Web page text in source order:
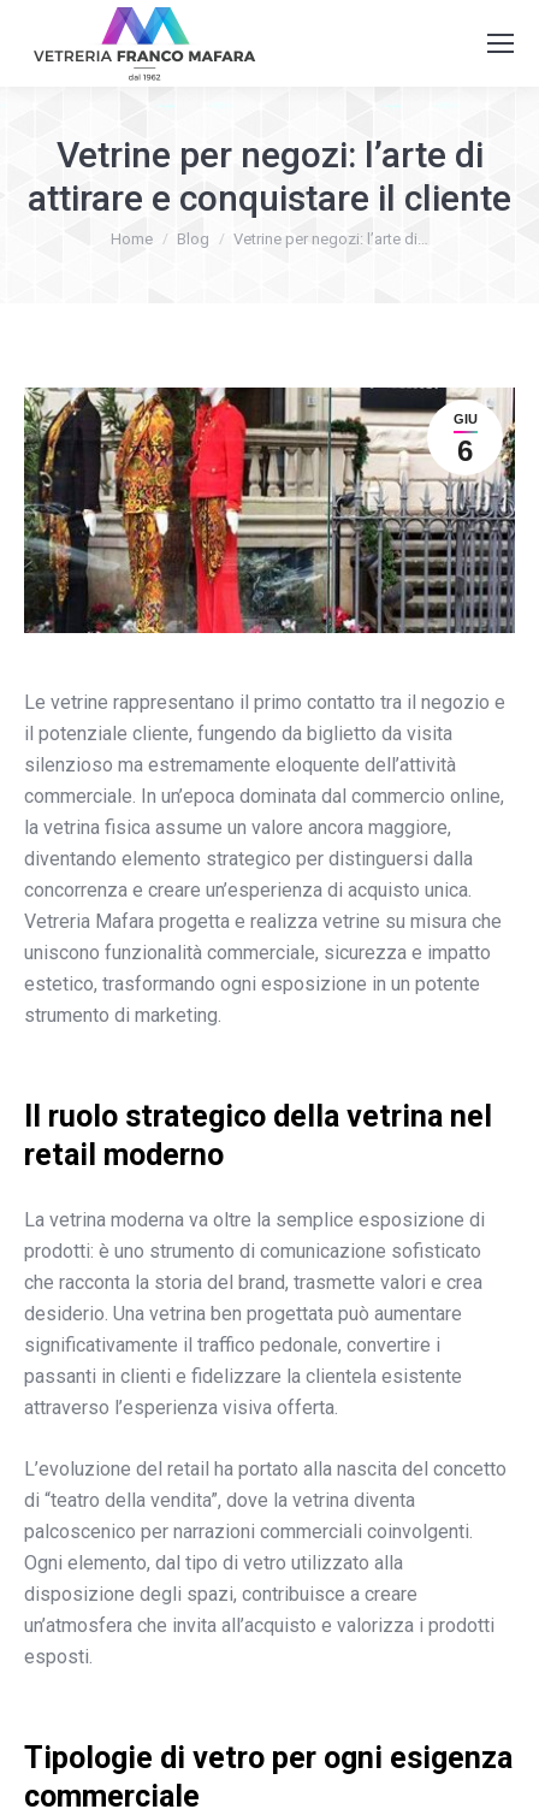
Vetrine per negozi: l’arte di
attirare e conquistare il cliente
You are here:
Home Blog Vetrine per negozi: l’arte di…
GIU
6
Le vetrine rappresentano il primo contatto tra il negozio e
il potenziale cliente, fungendo da biglietto da visita
silenzioso ma estremamente eloquente dell’attività
commerciale. In un’epoca dominata dal commercio online,
la vetrina fisica assume un valore ancora maggiore,
diventando elemento strategico per distinguersi dalla
concorrenza e creare un’esperienza di acquisto unica.
Vetreria Mafara progetta e realizza vetrine su misura che
uniscono funzionalità commerciale, sicurezza e impatto
estetico, trasformando ogni esposizione in un potente
strumento di marketing.
Il ruolo strategico della vetrina nel
retail moderno
La vetrina moderna va oltre la semplice esposizione di
prodotti: è uno strumento di comunicazione sofisticato
che racconta la storia del brand, trasmette valori e crea
desiderio. Una vetrina ben progettata può aumentare
significativamente il traffico pedonale, convertire i
passanti in clienti e fidelizzare la clientela esistente
attraverso l’esperienza visiva offerta.
L’evoluzione del retail ha portato alla nascita del concetto
di “teatro della vendita”, dove la vetrina diventa
palcoscenico per narrazioni commerciali coinvolgenti.
Ogni elemento, dal tipo di vetro utilizzato alla
disposizione degli spazi, contribuisce a creare
un’atmosfera che invita all’acquisto e valorizza i prodotti
esposti.
Tipologie di vetro per ogni esigenza
commerciale